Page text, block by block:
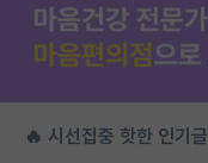
🔥 시선집중 핫한 인기글